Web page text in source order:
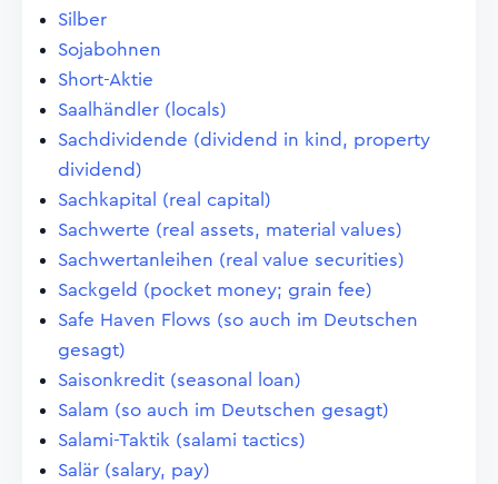
Silber
Sojabohnen
Short-Aktie
Saalhändler (locals)
Sachdividende (dividend in kind, property
dividend)
Sachkapital (real capital)
Sachwerte (real assets, material values)
Sachwertanleihen (real value securities)
Sackgeld (pocket money; grain fee)
Safe Haven Flows (so auch im Deutschen
gesagt)
Saisonkredit (seasonal loan)
Salam (so auch im Deutschen gesagt)
Salami-Taktik (salami tactics)
Salär (salary, pay)